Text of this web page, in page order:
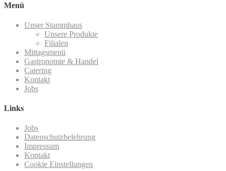
Menü
Unser Stammhaus
Unsere Produkte
Filialen
Mittagsmenü
Gastronomie & Handel
Catering
Kontakt
Jobs
Links
Jobs
Datenschutzbelehrung
Impressum
Kontakt
Cookie Einstellungen